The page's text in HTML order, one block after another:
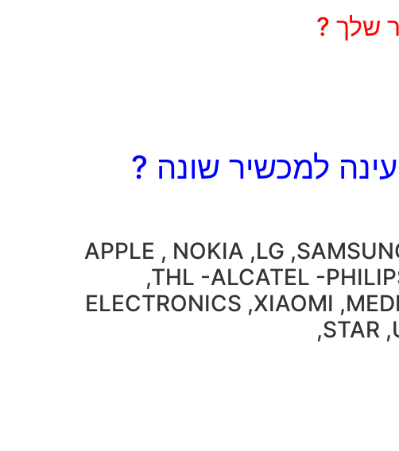
שלך ?
למכשיר שונה ?
APPLE , NOKIA ,LG
,THL -ALCATEL -
ELECTRONICS ,XIAOMI
,STAR